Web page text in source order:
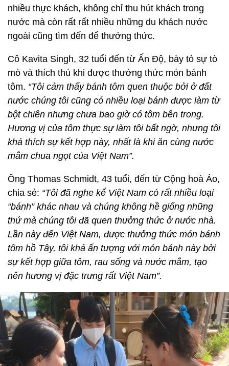
nhiều thực khách, không chỉ thu hút khách trong
nước mà còn rất rất nhiều những du khách nước
ngoài cũng tìm đến để thưởng thức.
Cô Kavita Singh, 32 tuổi đến từ Ấn Độ, bày tỏ sự tò
mò và thích thú khi được thưởng thức món bánh
tôm. “Tôi cảm thấy bánh tôm quen thuộc bởi ở đất
nước chúng tôi cũng có nhiều loại bánh được làm từ
bột chiên nhưng chưa bao giờ có tôm bên trong.
Hương vị của tôm thực sự làm tôi bất ngờ, nhưng tôi
khá thích sự kết hợp này, nhất là khi ăn cùng nước
mắm chua ngọt của Việt Nam”.
Ông Thomas Schmidt, 43 tuổi, đến từ Cộng hoà Áo,
chia sẻ: “Tôi đã nghe kể Việt Nam có rất nhiều loại
“bánh” khác nhau và chúng không hề giống những
thứ mà chúng tôi đã quen thưởng thức ở nước nhà.
Lần này đến Việt Nam, được thưởng thức món bánh
tôm hồ Tây, tôi khá ấn tượng với món bánh này bởi
sự kết hợp giữa tôm, rau sống và nước mắm, tạo
nên hương vị đặc trưng rất Việt Nam”.